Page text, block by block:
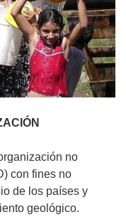
no
con fines no
de los países y
geológico.